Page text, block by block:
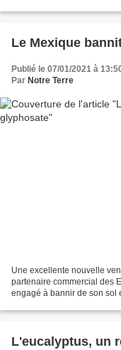
Le Mexique
Publié le 07/01/2021 à
Par Notre Terre
Une excellente nouvelle
partenaire commercial des
engagé à bannir de son sol
L'eucalyptus, un